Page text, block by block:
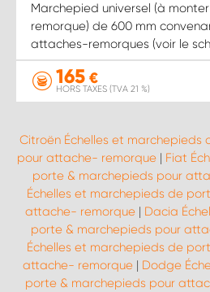
Marchepied universel (à
remorque) de 600 mm
attaches-remorques (voir le
165 €
HORS TAXES (TVA 21 %)
Citroën Échelles et marchepieds
pour attache- remorque| Fiat
porte & marchepieds pour
Échelles et marchepieds de
attache- remorque | Dacia
porte & marchepieds pour
Échelles et marchepieds de
attache- remorque| Dodge
porte & marchepieds pour